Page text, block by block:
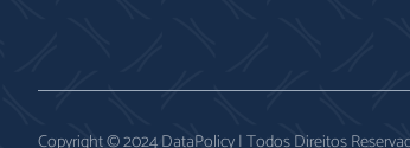
Copyright © 2024 DataPolicy | Todos Direitos